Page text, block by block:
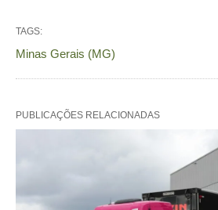
TAGS:
Minas Gerais (MG)
PUBLICAÇÕES RELACIONADAS